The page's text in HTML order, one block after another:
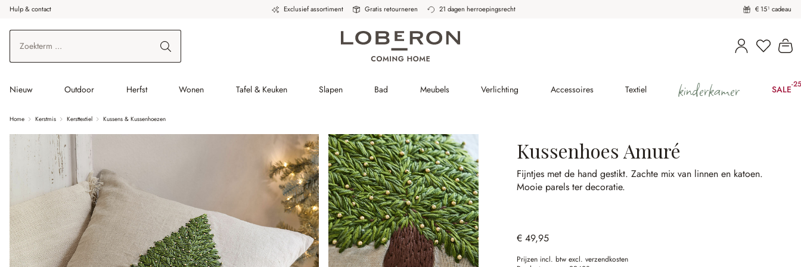
de hoofdinhoud
Ga naar zoeken
Ga naar de hoofdnavigatie
Hulp & contact Exclusief assortiment Gratis retourneren 21 dagen herroepingsrecht € 15¹ cadeau
U heeft
Nieuw Outdoor Herfst Wonen Tafel & Keuken Slapen Bad Meubels Verlichting Accessoires Textiel kinderkamer SALE-
Home Kerstmis Kersttextiel Kussens & Kussenhoezen
Kussenhoes Amuré
Fijntjes met de hand gestikt.Zachte mix van linnen en katoen.
Mooie parels ter decoratie.
€ 49,95
Prijzen incl. btw excl. verzendkosten